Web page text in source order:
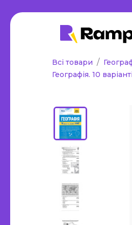
Всі товари
Географія. 10
ранній
підготовка до
школи
аплікації
Робочі зошити
Стенди, оформлення
інтер'єру, роздаткові
матеріали, таблиці